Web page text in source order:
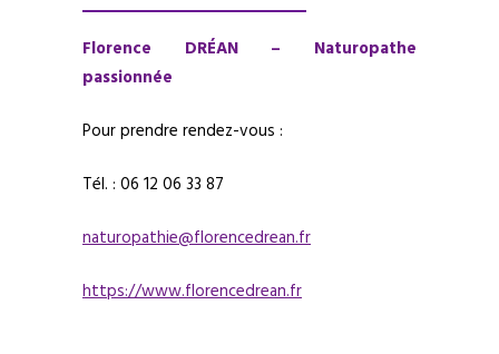
Florence DRÉAN – Naturopathe
passionnée
Pour prendre rendez-vous :
Tél. : 06 12 06 33 87
naturopathie@florencedrean.fr
https://www.florencedrean.fr